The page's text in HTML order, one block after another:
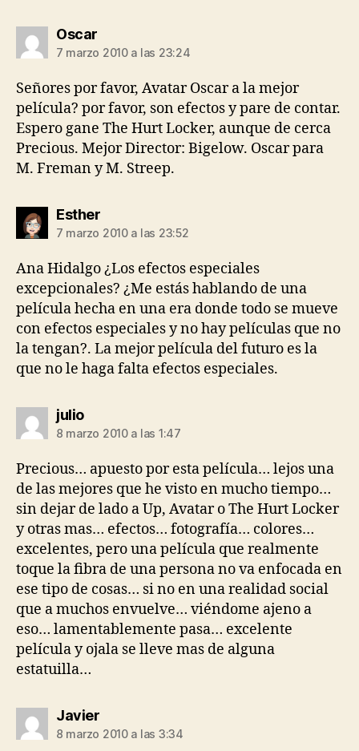
Oscardice:
7 marzo 2010 a las 23:24
Señores por favor, Avatar Oscar a la mejor
película? por favor, son efectos y pare de contar.
Espero gane The Hurt Locker, aunque de cerca
Precious. Mejor Director: Bigelow. Oscar para
M. Freman y M. Streep.
Estherdice:
7 marzo 2010 a las 23:52
Ana Hidalgo ¿Los efectos especiales
excepcionales? ¿Me estás hablando de una
película hecha en una era donde todo se mueve
con efectos especiales y no hay películas que no
la tengan?. La mejor película del futuro es la
que no le haga falta efectos especiales.
juliodice:
8 marzo 2010 a las 1:47
Precious… apuesto por esta película… lejos una
de las mejores que he visto en mucho tiempo…
sin dejar de lado a Up, Avatar o The Hurt Locker
y otras mas… efectos… fotografía… colores…
excelentes, pero una película que realmente
toque la fibra de una persona no va enfocada en
ese tipo de cosas… si no en una realidad social
que a muchos envuelve… viéndome ajeno a
eso… lamentablemente pasa… excelente
película y ojala se lleve mas de alguna
estatuilla…
Javierdice:
8 marzo 2010 a las 3:34